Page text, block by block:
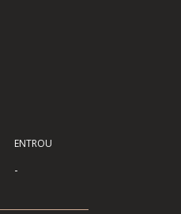
ENTROU
-